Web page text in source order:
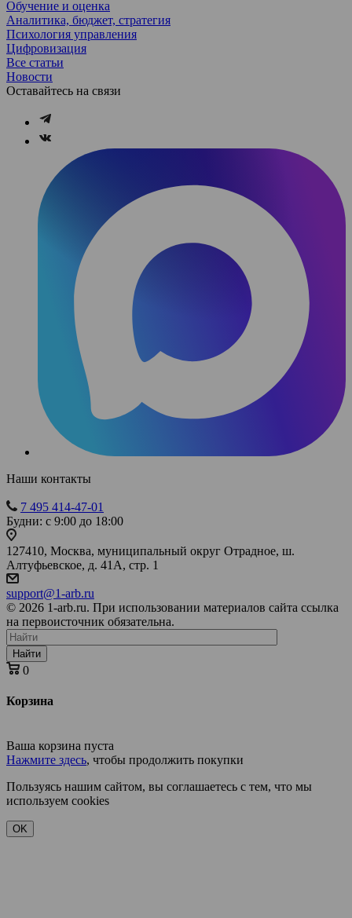
Обучение и оценка
Аналитика, бюджет, стратегия
Психология управления
Цифровизация
Все статьи
Новости
Оставайтесь на связи
Наши контакты
7 495 414-47-01
Будни: с 9:00 до 18:00
127410, Москва, муниципальный округ Отрадное, ш.
Алтуфьевское, д. 41А, стр. 1
support@1-arb.ru
© 2026 1-arb.ru. При использовании материалов сайта ссылка
на первоисточник обязательна.
Найти
0
Корзина
Ваша корзина пуста
Нажмите здесь, чтобы продолжить покупки
Пользуясь нашим сайтом, вы соглашаетесь с тем, что мы
используем cookies
OK